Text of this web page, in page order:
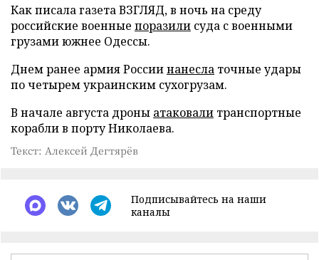
Как писала газета ВЗГЛЯД, в ночь на среду
российские военные поразили суда с военными
грузами южнее Одессы.
Днем ранее армия Россиинанесла точные удары
по четырем украинским сухогрузам.
В начале августа дроны атаковали транспортные
корабли в порту Николаева.
Текст: Алексей Дегтярёв
Подписывайтесь на наши
каналы